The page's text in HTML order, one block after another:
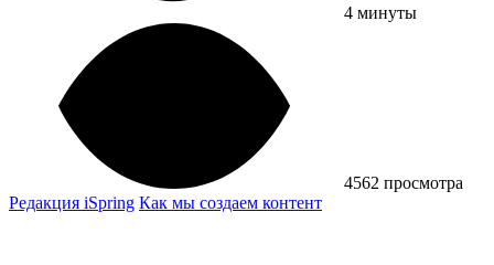
4 минуты
4562 просмотра
Редакция iSpring Как мы создаем контент